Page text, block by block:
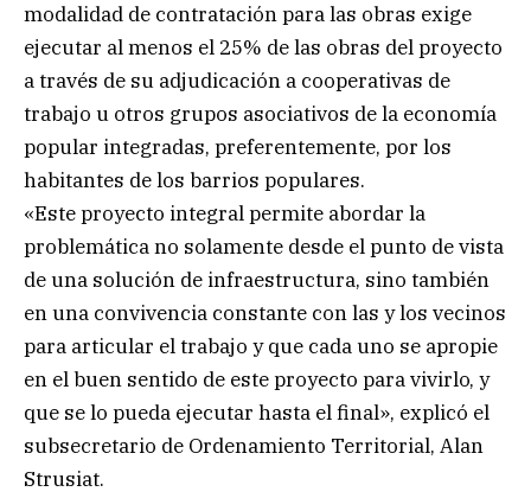
modalidad de contratación para las obras exige
ejecutar al menos el 25% de las obras del proyecto
a través de su adjudicación a cooperativas de
trabajo u otros grupos asociativos de la economía
popular integradas, preferentemente, por los
habitantes de los barrios populares.
«Este proyecto integral permite abordar la
problemática no solamente desde el punto de vista
de una solución de infraestructura, sino también
en una convivencia constante con las y los vecinos
para articular el trabajo y que cada uno se apropie
en el buen sentido de este proyecto para vivirlo, y
que se lo pueda ejecutar hasta el final», explicó el
subsecretario de Ordenamiento Territorial, Alan
Strusiat.